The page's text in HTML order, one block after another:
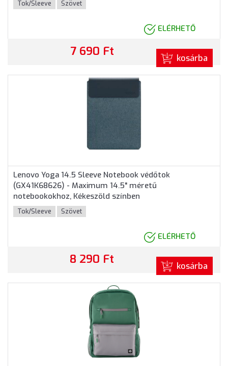
Tok/Sleeve Szövet
ELÉRHETŐ
7 690 Ft kosárba
Lenovo Yoga 14.5 Sleeve Notebook védőtok
(GX41K68626) - Maximum 14.5" méretű
notebookokhoz, Kékeszöld színben
Tok/Sleeve Szövet
ELÉRHETŐ
8 290 Ft kosárba